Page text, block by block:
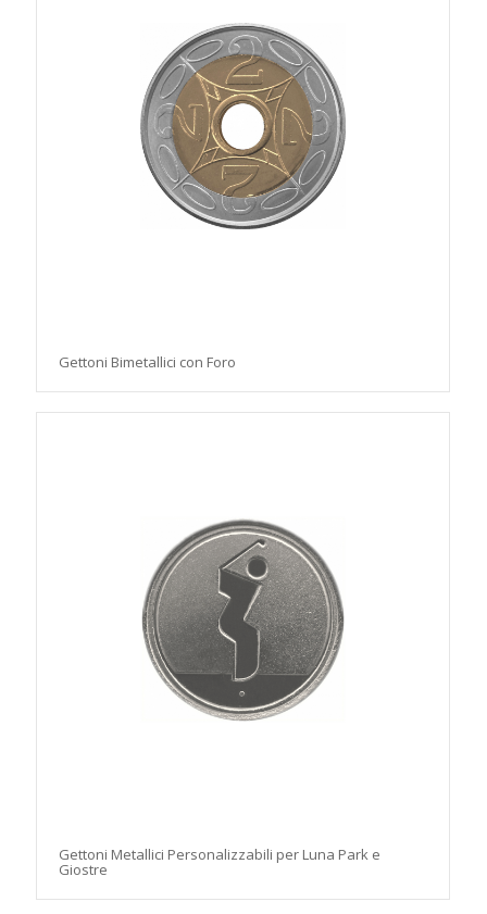
Gettoni Bimetallici con Foro
Gettoni Metallici Personalizzabili per Luna Park e
Giostre